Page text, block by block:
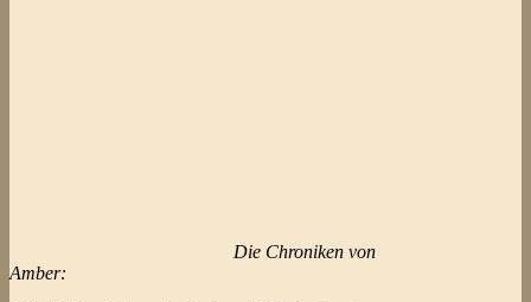
Die Chroniken von
Amber: